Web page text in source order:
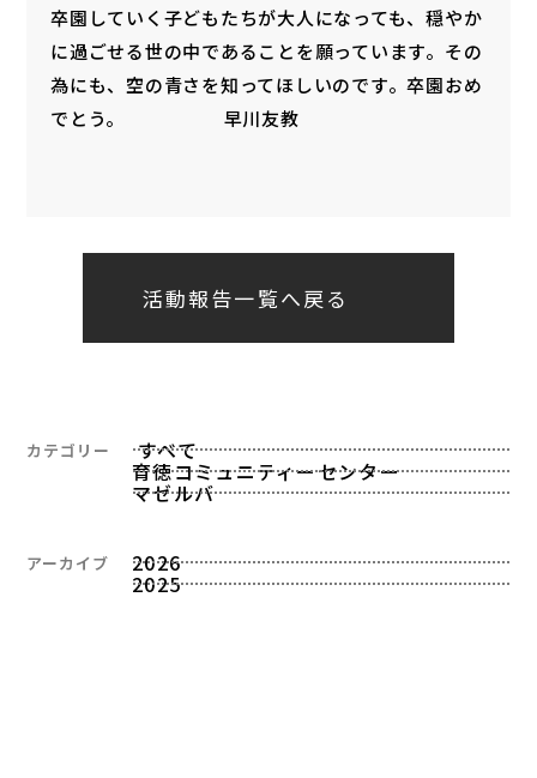
カテゴリー すべて
育徳コミュニティーセンター
マゼルバ
アーカイブ 2026
2025
卒園していく子どもたちが大人になっても、穏やか
に過ごせる世の中であることを願っています。その
為にも、空の青さを知ってほしいのです。卒園おめ
でとう。 早川友教
活動報告一覧へ戻る